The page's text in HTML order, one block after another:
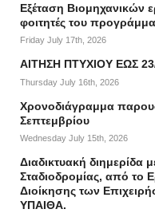
Εξέταση
φοιτητές του
Friday July 17th, 2026
ΑΙΤΗΣΗ ΠΤΥΧΙΟΥ ΕΩΣ
Thursday July 16th, 2026
Χρονοδιάγραμμα
Σεπτεμβρίου
Wednesday July 15th, 2026
Διαδικτυακή διημερίδα
Σταδιοδρομίας, από το
Διοίκησης των
ΥΠΑΙΘΑ.